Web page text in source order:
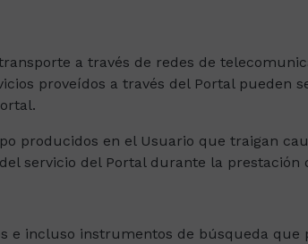
a través de redes de
proveídos a través del Portal pueden
producidos en el Usuario que traigan
servicio del Portal durante la prestación
e incluso instrumentos de búsqueda